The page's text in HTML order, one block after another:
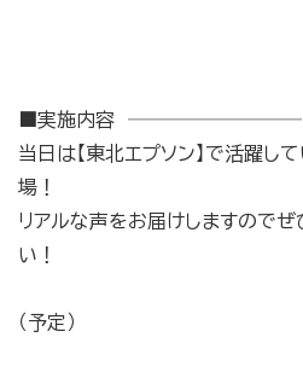
■実施内容 ─────────
当日は【東北エプソン】で活躍し
場！
リアルな声をお届けしますので
い！
（予定）